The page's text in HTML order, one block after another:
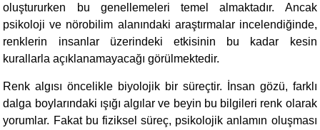
oluştururken bu genellemeleri temel almaktadır. Ancak
psikoloji ve nörobilim alanındaki araştırmalar incelendiğinde,
renklerin insanlar üzerindeki etkisinin bu kadar kesin
kurallarla açıklanamayacağı görülmektedir.
Renk algısı öncelikle biyolojik bir süreçtir. İnsan gözü, farklı
dalga boylarındaki ışığı algılar ve beyin bu bilgileri renk olarak
yorumlar. Fakat bu fiziksel süreç, psikolojik anlamın oluşması